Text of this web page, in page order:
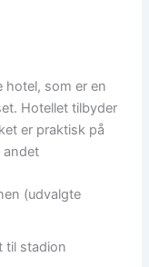
hotel, som er en
Hotellet tilbyder
er praktisk på
andet
(udvalgte
til stadion